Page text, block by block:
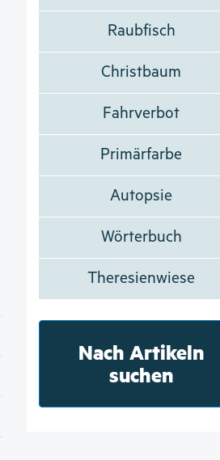
Raubfisch
Christbaum
Fahrverbot
Primärfarbe
Autopsie
Wörterbuch
Theresienwiese
Nach Artikeln
suchen